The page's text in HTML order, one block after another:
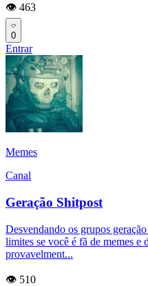
👁️ 463
0
Entrar
Memes
Canal
Geração Shitpost
Desvendando os grupos
limites se você é fã de memes
provavelment...
👁️ 510